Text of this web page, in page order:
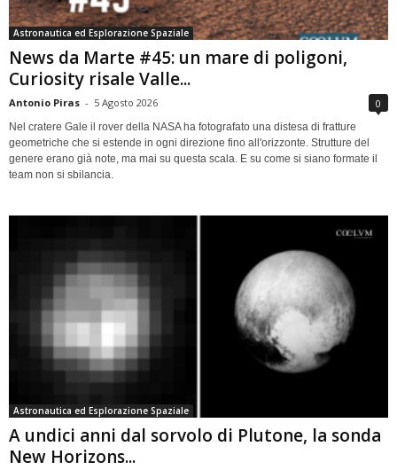
Astronautica ed Esplorazione Spaziale
News da Marte #45: un mare di poligoni,
Curiosity risale Valle...
Antonio Piras - 5 Agosto 2026 0
Nel cratere Gale il rover della NASA ha fotografato una distesa di fratture
geometriche che si estende in ogni direzione fino all'orizzonte. Strutture del
genere erano già note, ma mai su questa scala. E su come si siano formate il
team non si sbilancia.
Astronautica ed Esplorazione Spaziale
A undici anni dal sorvolo di Plutone, la sonda
New Horizons...